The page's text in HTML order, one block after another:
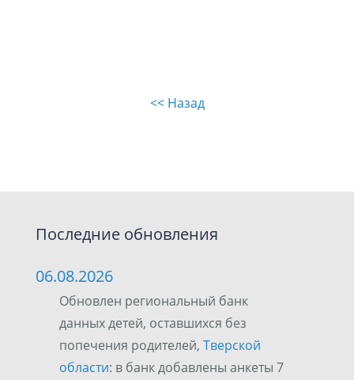
<< Назад
Последние обновления
06.08.2026
Обновлен региональный банк
данных детей, оставшихся без
попечения родителей, Тверской
области: в банк добавлены анкеты 7